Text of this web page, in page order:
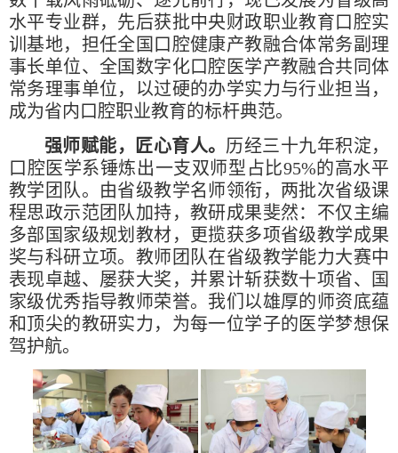
水平专业群，先后获批中央财政职业教育口腔实
训基地，担任全国口腔健康产教融合体常务副理
事长单位、全国数字化口腔医学产教融合共同体
常务理事单位，以过硬的办学实力与行业担当，
成为省内口腔职业教育的标杆典范。
强师赋能，匠心育人。 历经三十九年积淀，
口腔医学系锤炼出一支双师型占比95%的高水平
教学团队。由省级教学名师领衔，两批次省级课
程思政示范团队加持，教研成果斐然：不仅主编
多部国家级规划教材，更揽获多项省级教学成果
奖与科研立项。教师团队在省级教学能力大赛中
表现卓越、屡获大奖，并累计斩获数十项省、国
家级优秀指导教师荣誉。我们以雄厚的师资底蕴
和顶尖的教研实力，为每一位学子的医学梦想保
驾护航。